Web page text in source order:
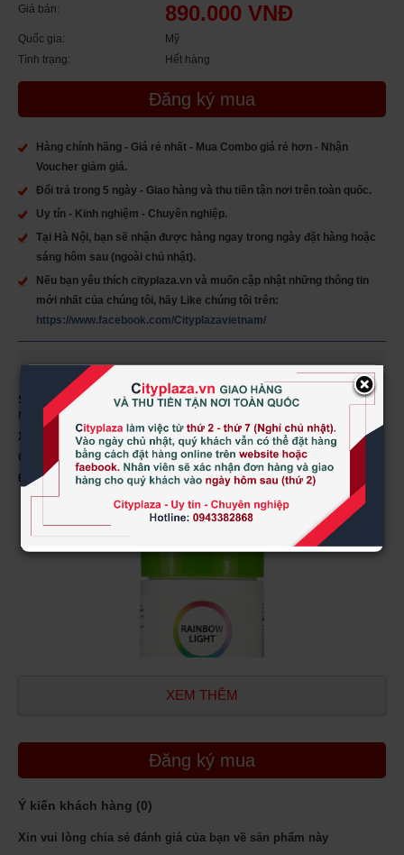
Giá bán:
890.000 VNĐ
Quốc gia:
Mỹ
Tình trạng:
Hết hàng
Đăng ký mua
Hàng chính hãng - Giá rẻ nhất - Mua Combo giá rẻ hơn - Nhận
Voucher giảm giá.
Đổi trả trong 5 ngày - Giao hàng và thu tiền tận nơi trên toàn quốc.
Uy tín - Kinh nghiệm - Chuyên nghiệp.
Tại Hà Nội, bạn sẽ nhận được hàng ngay trong ngày đặt hàng hoặc
sáng hôm sau (ngoài chủ nhật).
Nếu bạn yêu thích cityplaza.vn và muốn cập nhật những thông tin
mới nhất của chúng tôi, hãy Like chúng tôi trên:
https://www.facebook.com/Cityplazavietnam/
Sản phẩm
: Viên uống bổ sung vitamin tổng hợp Rainbow Light
Menopause One Multivitamin hộp 90 viên của Mỹ
Xuất xứ:
Mỹ
Quy cách sản phẩm:200 viên
Đối tuổi sử dụng:dành cho phụ nữ tiền mãn kinh
XEM THÊM
Đăng ký mua
Ý kiến khách hàng (0)
Xin vui lòng chia sẻ đánh giá của bạn về sản phẩm này
×